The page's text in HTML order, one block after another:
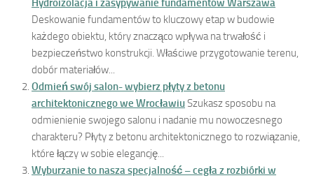
Hydroizolacja i zasypywanie fundamentów Warszawa
Deskowanie fundamentów to kluczowy etap w budowie
każdego obiektu, który znacząco wpływa na trwałość i
bezpieczeństwo konstrukcji. Właściwe przygotowanie terenu,
dobór materiałów...
Odmień swój salon- wybierz płyty z betonu
architektonicznego we WrocławiuSzukasz sposobu na
odmienienie swojego salonu i nadanie mu nowoczesnego
charakteru? Płyty z betonu architektonicznego to rozwiązanie,
które łączy w sobie elegancję...
Wyburzanie to nasza specjalność – cegła z rozbiórki w